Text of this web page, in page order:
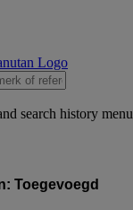
search history menu
Toegevoegd